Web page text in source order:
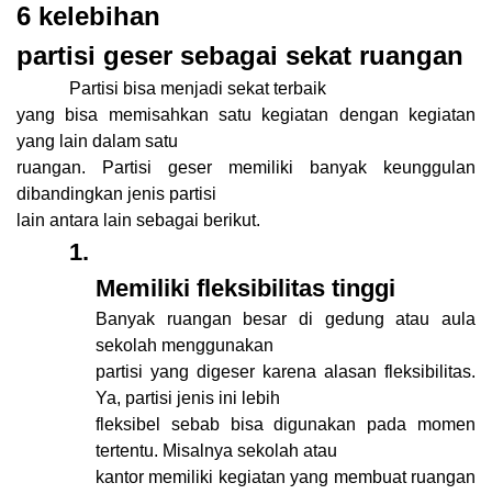
6 kelebihan
partisi geser sebagai sekat ruangan
Partisi bisa menjadi sekat terbaik
yang bisa memisahkan satu kegiatan dengan kegiatan
yang lain dalam satu
ruangan. Partisi geser memiliki banyak keunggulan
dibandingkan jenis partisi
lain antara lain sebagai berikut.
1.
Memiliki fleksibilitas tinggi
Banyak ruangan besar di gedung atau aula
sekolah menggunakan
partisi yang digeser karena alasan fleksibilitas.
Ya, partisi jenis ini lebih
fleksibel sebab bisa digunakan pada momen
tertentu. Misalnya sekolah atau
kantor memiliki kegiatan yang membuat ruangan